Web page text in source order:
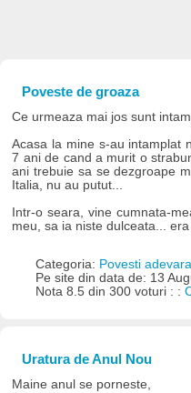
Poveste de groaza
Ce urmeaza mai jos sunt
Acasa la mine s-au intamplat
7 ani de cand a murit o
ani trebuie sa se dezgroape
Italia, nu au putut...
Intr-o seara, vine cumnata-
meu, sa ia niste dulceata...
Categoria: Povesti
Pe site din data de: 13
Nota 8.5 din 300 voturi : :
Uratura de Anul Nou
Maine anul se porneste,